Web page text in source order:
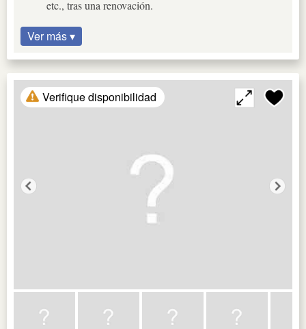
etc., tras una renovación.
Ver más ▾
Verifique disponibilidad